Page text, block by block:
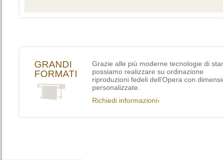
GRANDI
FORMATI
Grazie alle più moderne tecnologie di
possiamo realizzare su ordinazione
riproduzioni fedeli dell’Opera con
personalizzate.
Richiedi informazioni›